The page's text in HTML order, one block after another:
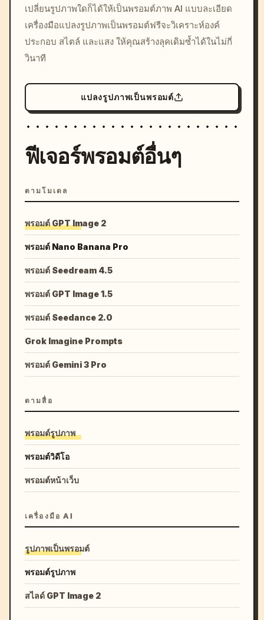
c, cyberpunk sunset, neon
colors, 8k --v 6.0
เปลี่ยนรูปภาพใดก็ได้ให้เป็นพรอมต์ภาพ AI แบบละเอียด
เครื่องมือแปลงรูปภาพเป็นพรอมต์ฟรีจะวิเคราะห์องค์
ประกอบ สไตล์ และแสง ให้คุณสร้างลุคเดิมซ้ำได้ในไม่กี่
วินาที
แปลงรูปภาพเป็นพรอมต์
ฟีเจอร์พรอมต์อื่นๆ
ตามโมเดล
พรอมต์ GPT Image 2
พรอมต์ Nano Banana Pro
พรอมต์ Seedream 4.5
พรอมต์ GPT Image 1.5
พรอมต์ Seedance 2.0
Grok Imagine Prompts
พรอมต์ Gemini 3 Pro
ตามสื่อ
พรอมต์รูปภาพ
พรอมต์วิดีโอ
พรอมต์หน้าเว็บ
เครื่องมือ AI
รูปภาพเป็นพรอมต์
พรอมต์รูปภาพ
สไลด์ GPT Image 2